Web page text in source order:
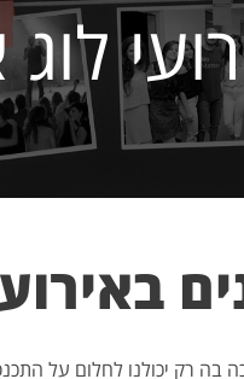
לוג
בה רק יכולנו לחלום על